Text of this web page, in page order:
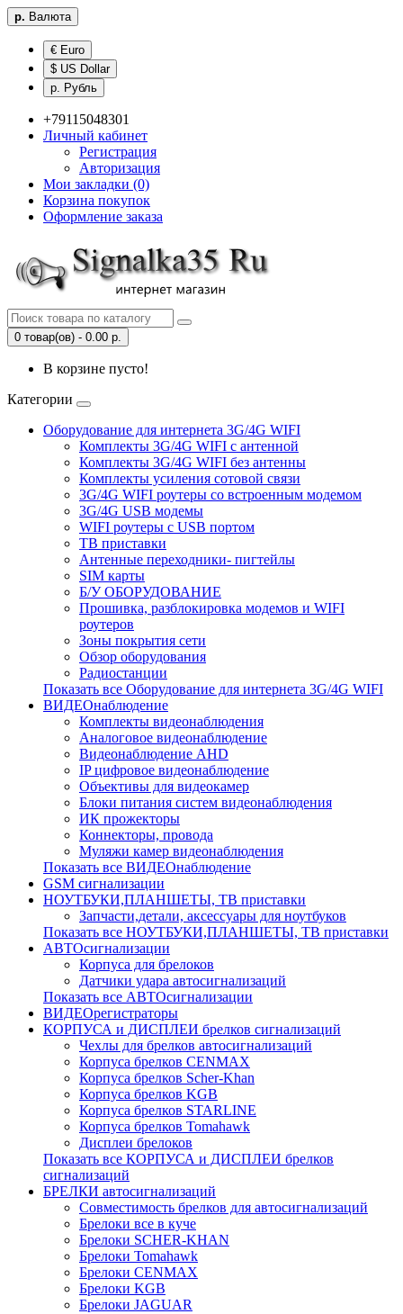
р. Валюта
€ Euro
$ US Dollar
р. Рубль
+79115048301
Личный кабинет
Регистрация
Авторизация
Мои закладки (0)
Корзина покупок
Оформление заказа
0 товар(ов) - 0.00 р.
В корзине пусто!
Категории
Оборудование для интернета 3G/4G WIFI
Комплекты 3G/4G WIFI с антенной
Комплекты 3G/4G WIFI без антенны
Комплекты усиления сотовой связи
3G/4G WIFI роутеры со встроенным модемом
3G/4G USB модемы
WIFI роутеры с USB портом
ТВ приставки
Антенные переходники- пигтейлы
SIM карты
Б/У ОБОРУДОВАНИЕ
Прошивка, разблокировка модемов и WIFI
роутеров
Зоны покрытия сети
Обзор оборудования
Радиостанции
Показать все Оборудование для интернета 3G/4G WIFI
ВИДЕОнаблюдение
Комплекты видеонаблюдения
Аналоговое видеонаблюдение
Видеонаблюдение AHD
IP цифровое видеонаблюдение
Объективы для видеокамер
Блоки питания систем видеонаблюдения
ИК прожекторы
Коннекторы, провода
Муляжи камер видеонаблюдения
Показать все ВИДЕОнаблюдение
GSM сигнализации
НОУТБУКИ,ПЛАНШЕТЫ, ТВ приставки
Запчасти,детали, аксессуары для ноутбуков
Показать все НОУТБУКИ,ПЛАНШЕТЫ, ТВ приставки
АВТОсигнализации
Корпуса для брелоков
Датчики удара автосигнализаций
Показать все АВТОсигнализации
ВИДЕОрегистраторы
КОРПУСА и ДИСПЛЕИ брелков сигнализаций
Чехлы для брелков автосигнализаций
Корпуса брелков CENMAX
Корпуса брелков Scher-Khan
Корпуса брелков KGB
Корпуса брелков STARLINE
Корпуса брелков Tomahawk
Дисплеи брелоков
Показать все КОРПУСА и ДИСПЛЕИ брелков
сигнализаций
БРЕЛКИ автосигнализаций
Совместимость брелков для автосигнализаций
Брелоки все в куче
Брелоки SCHER-KHAN
Брелоки Tomahawk
Брелоки CENMAX
Брелоки KGB
Брелоки JAGUAR